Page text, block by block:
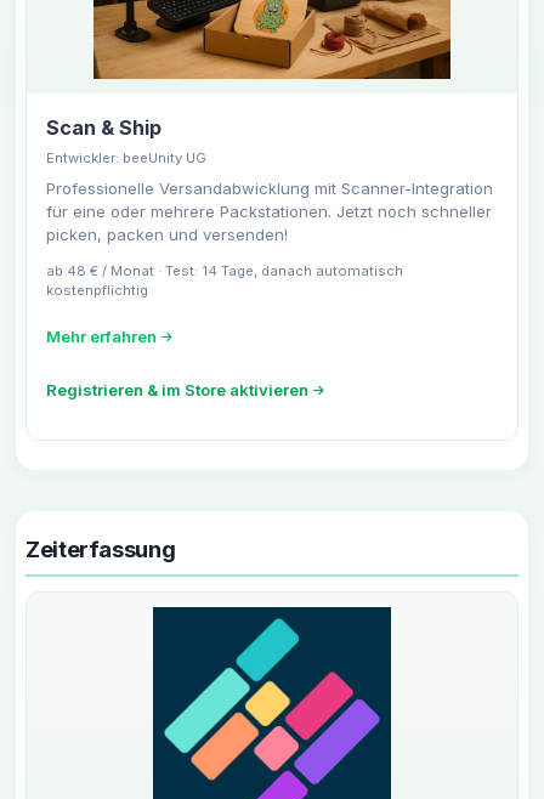
Scan & Ship
Entwickler: beeUnity UG
Professionelle Versandabwicklung mit Scanner-Integration
für eine oder mehrere Packstationen. Jetzt noch schneller
picken, packen und versenden!
ab 48 € / Monat · Test: 14 Tage, danach automatisch
kostenpflichtig
Mehr erfahren
Registrieren & im Store aktivieren
Zeiterfassung